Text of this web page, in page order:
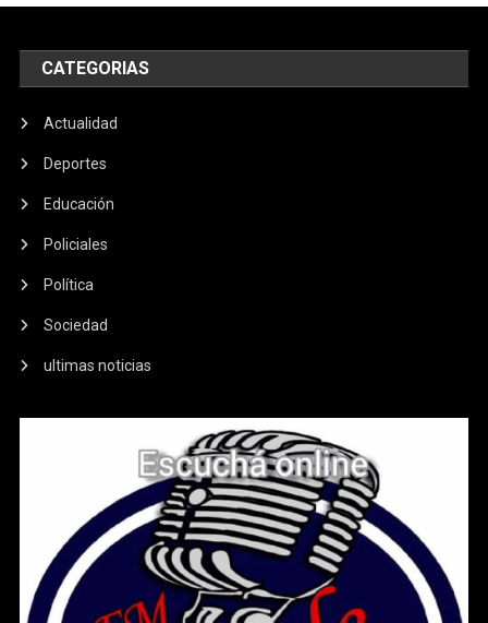
CATEGORIAS
Actualidad
Deportes
Educación
Policiales
Política
Sociedad
ultimas noticias